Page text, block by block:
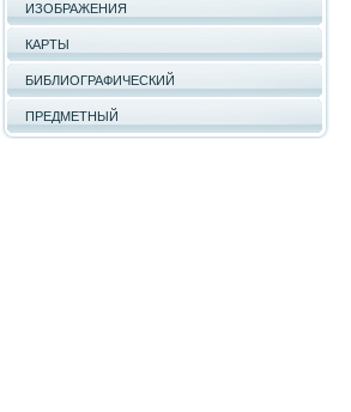
ИЗОБРАЖЕНИЯ
КАРТЫ
БИБЛИОГРАФИЧЕСКИЙ
ПРЕДМЕТНЫЙ